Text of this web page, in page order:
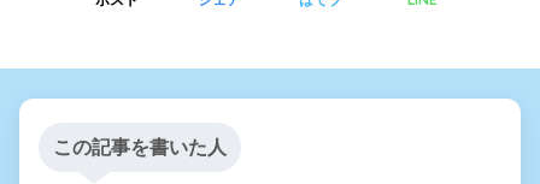
この記事を書いた人